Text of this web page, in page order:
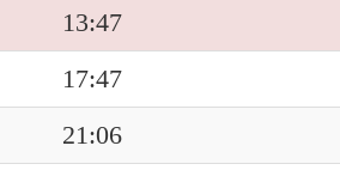
13:47
17:47
21:06